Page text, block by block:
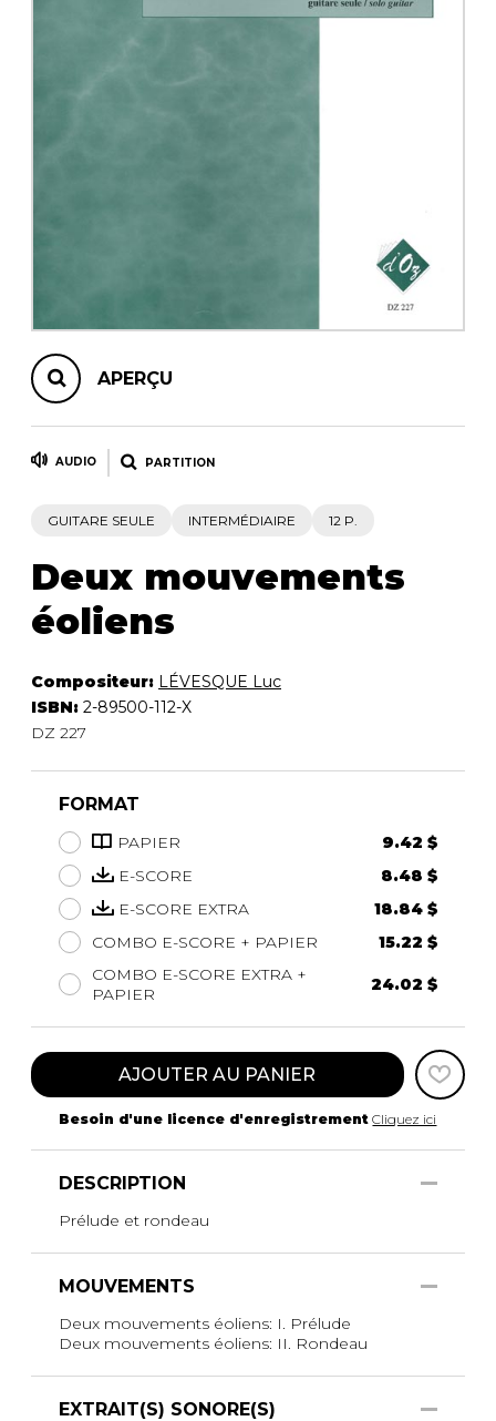
APERÇU
AUDIO PARTITION
GUITARE SEULE INTERMÉDIAIRE 12 P.
Deux mouvements
éoliens
Compositeur: LÉVESQUE Luc
ISBN: 2-89500-112-X
DZ 227
FORMAT
PAPIER
9.42 $
E-SCORE
8.48 $
E-SCORE EXTRA
18.84 $
COMBO E-SCORE + PAPIER
15.22 $
COMBO E-SCORE EXTRA +
PAPIER
24.02 $
AJOUTER AU PANIER
Besoin d'une licence d'enregistrement Cliquez ici
DESCRIPTION
Prélude et rondeau
MOUVEMENTS
Deux mouvements éoliens: I. Prélude
Deux mouvements éoliens: II. Rondeau
EXTRAIT(S) SONORE(S)